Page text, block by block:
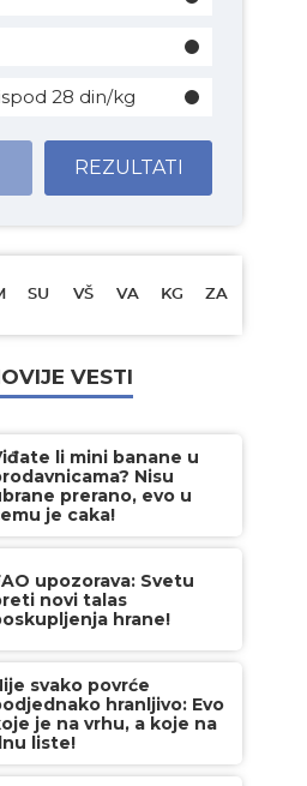
28 din/kg
REZULTATI
SU VŠ VA KG ZA
VESTI
li mini banane u
Nisu
prerano, evo u
je caka!
upozorava: Svetu
novi talas
hrane!
svako povrće
hranljivo: Evo
je na vrhu, a koje na
liste!